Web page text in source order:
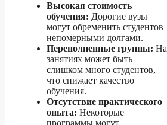
Высокая стоимость
обучения: Дорогие вузы
могут обременить студентов
непомерными долгами.
Переполненные группы: На
занятиях может быть
слишком много студентов,
что снижает качество
обучения.
Отсутствие практического
опыта: Некоторые